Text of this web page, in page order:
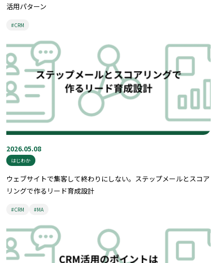
活用パターン
#CRM
2026.05.08
はじわか
ウェブサイトで集客して終わりにしない。ステップメールとスコア
リングで作るリード育成設計
#CRM #MA